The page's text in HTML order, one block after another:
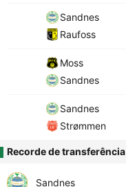
Sandnes
Raufoss
Moss
Sandnes
Sandnes
Strømmen
Recorde de transferência
Sandnes